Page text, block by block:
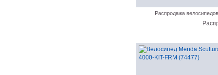
Распродажа велосипедов